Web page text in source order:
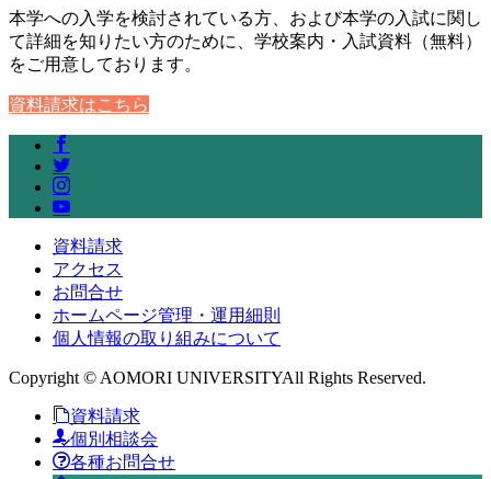
本学への入学を検討されている方、および本学の入試に関し
て詳細を知りたい方のために、学校案内・入試資料（無料）
をご用意しております。
資料請求はこちら
資料請求
アクセス
お問合せ
ホームページ管理・運用細則
個人情報の取り組みについて
Copyright © AOMORI UNIVERSITYAll Rights Reserved.
資料請求
個別相談会
各種お問合せ